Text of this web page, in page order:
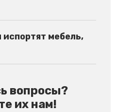
мебель,
вопросы?
их нам!